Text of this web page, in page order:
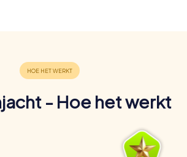
- Hoe het werkt